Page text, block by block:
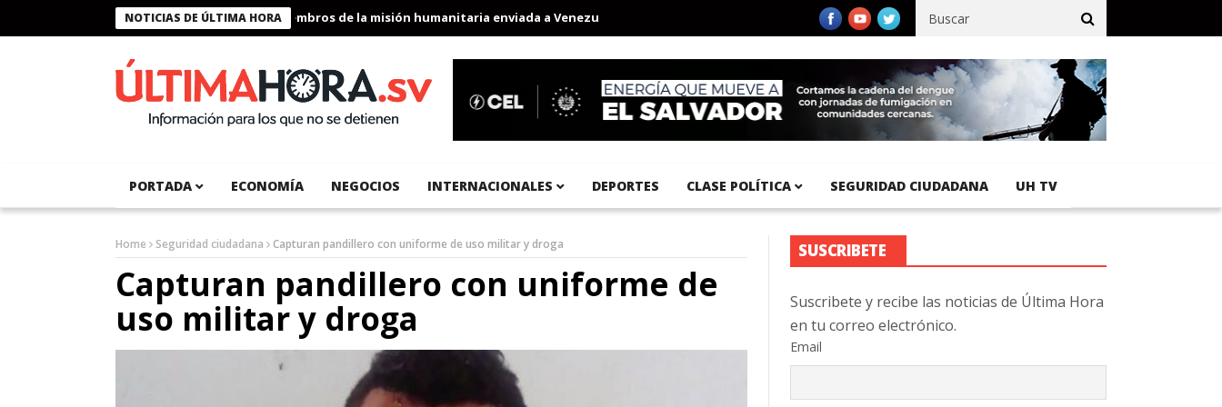
NOTICIAS DE ÚLTIMA HORA
Presidente Bukele condecora a miembros de la misión humanitaria enviada a Venezuela Aeropuerto Internacional del Pacífico registra 92 % de avance en obras de terracería
PORTADA ECONOMÍA NEGOCIOS INTERNACIONALES DEPORTES CLASE POLÍTICA SEGURIDAD CIUDADANA UH TV
Home Seguridad ciudadana Capturan pandillero con uniforme de uso militar y droga
Capturan pandillero con uniforme de
uso militar y droga
SUSCRIBETE
Suscribete y recibe las noticias de Última Hora
en tu correo electrónico.
Email